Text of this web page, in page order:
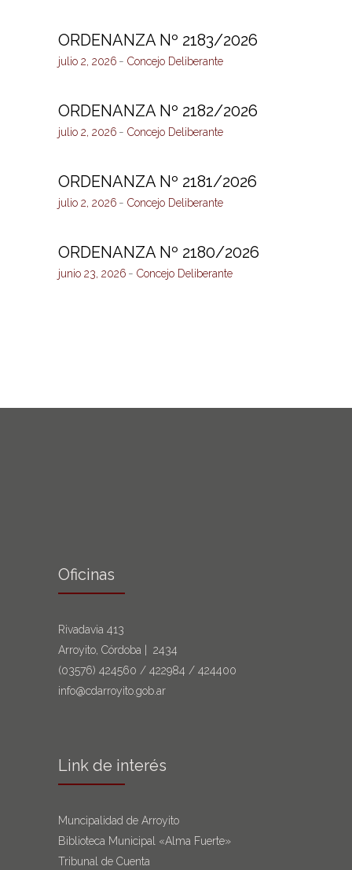
ORDENANZA Nº 2183/2026
julio 2, 2026 Concejo Deliberante
ORDENANZA Nº 2182/2026
julio 2, 2026 Concejo Deliberante
ORDENANZA Nº 2181/2026
julio 2, 2026 Concejo Deliberante
ORDENANZA Nº 2180/2026
junio 23, 2026 Concejo Deliberante
Oficinas
Rivadavia 413
Arroyito, Córdoba | 2434
(03576) 424560 / 422984 / 424400
info@cdarroyito.gob.ar
Link de interés
Muncipalidad de Arroyito
Biblioteca Municipal «Alma Fuerte»
Tribunal de Cuenta